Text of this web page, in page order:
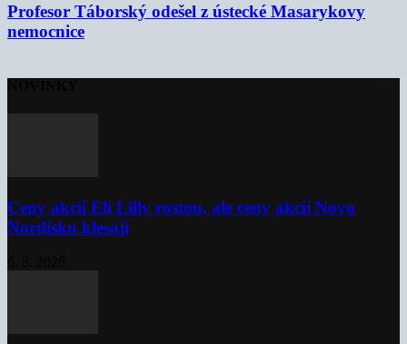
Profesor Táborský odešel z ústecké Masarykovy
nemocnice
Ceny akcií Eli Lilly rostou, ale ceny akcií Novo
Nordisku klesají